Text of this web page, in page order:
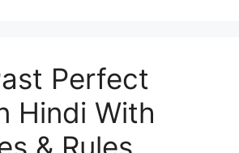
Perfect
Hindi With